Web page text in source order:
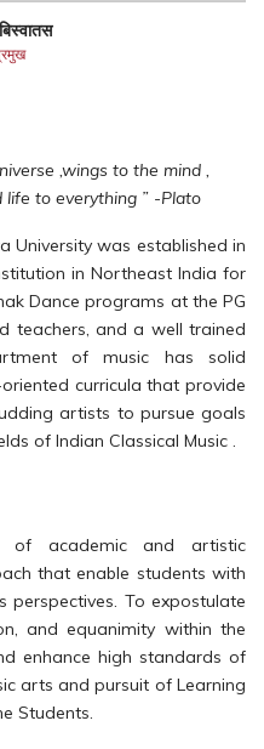
,wings to the mind ,
to everything ” -Plato
University was established in
in Northeast India for
Dance programs at the PG
teachers, and a well trained
of music has solid
curricula that provide
artists to pursue goals
of Indian Classical Music .
of academic and artistic
that enable students with
perspectives. To expostulate
and equanimity within the
enhance high standards of
arts and pursuit of Learning
Students.